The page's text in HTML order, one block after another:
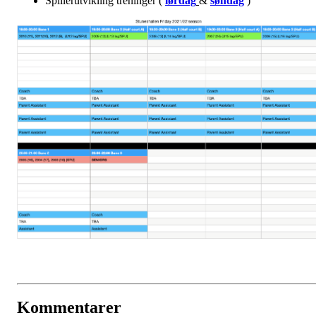
Kommentarer